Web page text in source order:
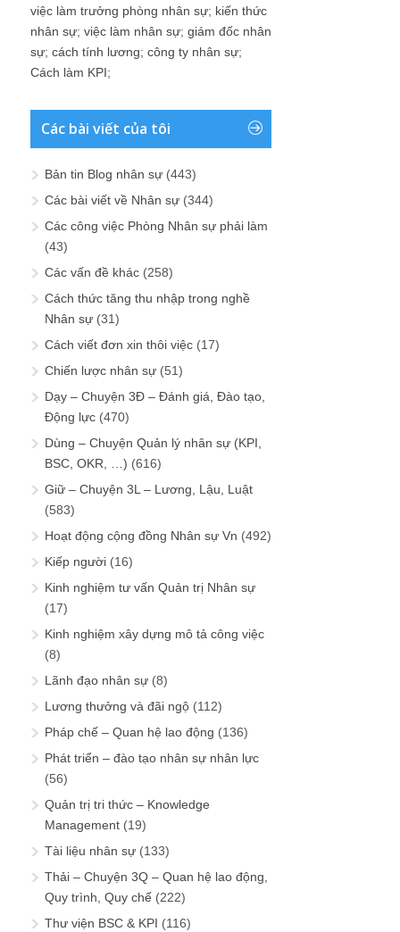
việc làm trưởng phòng nhân sự; kiến thức
nhân sự; việc làm nhân sự; giám đốc nhân
sự; cách tính lương; công ty nhân sự;
Cách làm KPI;
Các bài viết của tôi
Bản tin Blog nhân sự (443)
Các bài viết về Nhân sự (344)
Các công việc Phòng Nhân sự phải làm
(43)
Các vấn đề khác (258)
Cách thức tăng thu nhập trong nghề
Nhân sự (31)
Cách viết đơn xin thôi việc (17)
Chiến lược nhân sự (51)
Dạy – Chuyện 3Đ – Đánh giá, Đào tạo,
Động lực (470)
Dùng – Chuyện Quản lý nhân sự (KPI,
BSC, OKR, …) (616)
Giữ – Chuyện 3L – Lương, Lậu, Luật
(583)
Hoạt động cộng đồng Nhân sự Vn (492)
Kiếp người (16)
Kinh nghiệm tư vấn Quản trị Nhân sự
(17)
Kinh nghiệm xây dựng mô tả công việc
(8)
Lãnh đạo nhân sự (8)
Lương thưởng và đãi ngộ (112)
Pháp chế – Quan hệ lao động (136)
Phát triển – đào tạo nhân sự nhân lực
(56)
Quản trị tri thức – Knowledge
Management (19)
Tài liệu nhân sự (133)
Thải – Chuyện 3Q – Quan hệ lao động,
Quy trình, Quy chế (222)
Thư viện BSC & KPI (116)